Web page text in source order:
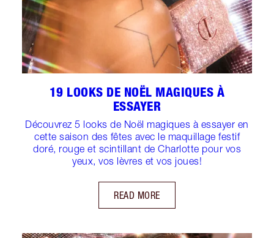
19 LOOKS DE NOËL MAGIQUES À
ESSAYER
Découvrez 5 looks de Noël magiques à essayer en
cette saison des fêtes avec le maquillage festif
doré, rouge et scintillant de Charlotte pour vos
yeux, vos lèvres et vos joues!
READ MORE